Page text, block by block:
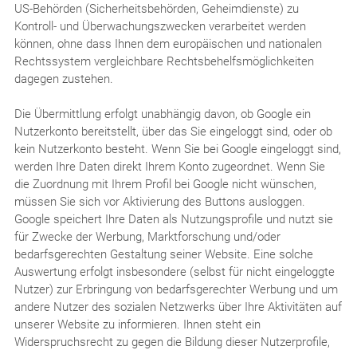
US-Behörden (Sicherheitsbehörden, Geheimdienste) zu
Kontroll- und Überwachungszwecken verarbeitet werden
können, ohne dass Ihnen dem europäischen und nationalen
Rechtssystem vergleichbare Rechtsbehelfsmöglichkeiten
dagegen zustehen.
Die Übermittlung erfolgt unabhängig davon, ob Google ein
Nutzerkonto bereitstellt, über das Sie eingeloggt sind, oder ob
kein Nutzerkonto besteht. Wenn Sie bei Google eingeloggt sind,
werden Ihre Daten direkt Ihrem Konto zugeordnet. Wenn Sie
die Zuordnung mit Ihrem Profil bei Google nicht wünschen,
müssen Sie sich vor Aktivierung des Buttons ausloggen.
Google speichert Ihre Daten als Nutzungsprofile und nutzt sie
für Zwecke der Werbung, Marktforschung und/oder
bedarfsgerechten Gestaltung seiner Website. Eine solche
Auswertung erfolgt insbesondere (selbst für nicht eingeloggte
Nutzer) zur Erbringung von bedarfsgerechter Werbung und um
andere Nutzer des sozialen Netzwerks über Ihre Aktivitäten auf
unserer Website zu informieren. Ihnen steht ein
Widerspruchsrecht zu gegen die Bildung dieser Nutzerprofile,